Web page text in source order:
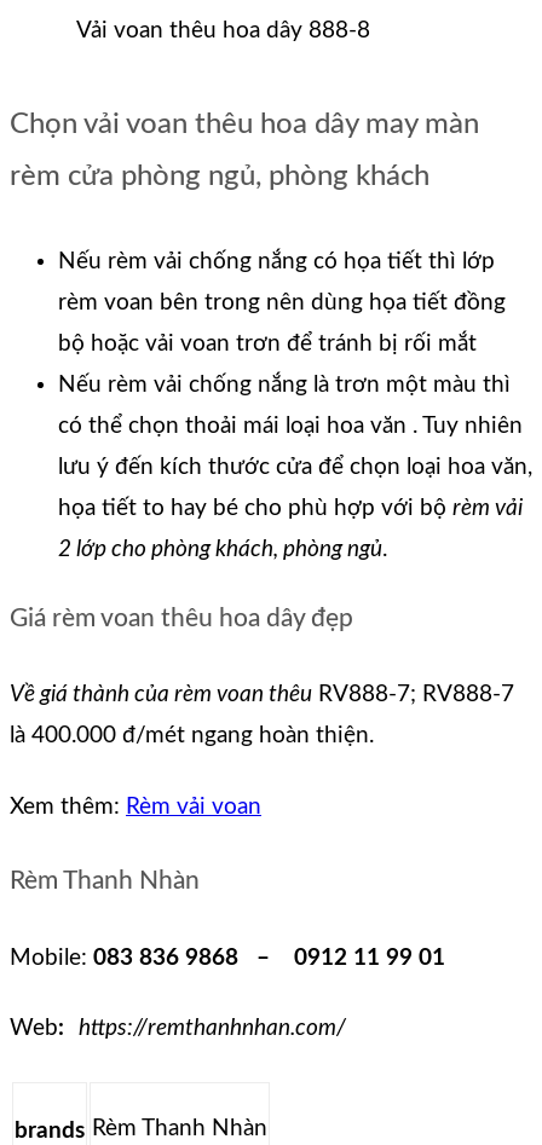
Vải voan thêu hoa dây 888-8
Chọn vải voan thêu hoa dây may màn
rèm cửa phòng ngủ, phòng khách
Nếu rèm vải chống nắng có họa tiết thì lớp
rèm voan bên trong nên dùng họa tiết đồng
bộ hoặc vải voan trơn để tránh bị rối mắt
Nếu rèm vải chống nắng là trơn một màu thì
có thể chọn thoải mái loại hoa văn . Tuy nhiên
lưu ý đến kích thước cửa để chọn loại hoa văn,
họa tiết to hay bé cho phù hợp với bộ rèm vải
2 lớp cho phòng khách, phòng ngủ.
Giá rèm voan thêu hoa dây đẹp
Về giá thành của rèm voan thêu RV888-7; RV888-7
là 400.000 đ/mét ngang hoàn thiện.
Xem thêm: Rèm vải voan
Rèm Thanh Nhàn
Mobile: 083 836 9868 – 0912 11 99 01
Web: https://remthanhnhan.com/
brands Rèm Thanh Nhàn